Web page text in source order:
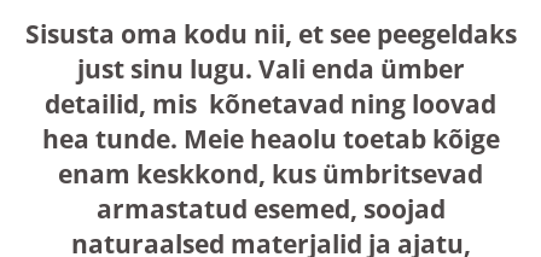
Sisusta oma kodu nii, et see peegeldaks
just sinu lugu. Vali enda ümber
detailid, mis kõnetavad ning loovad
hea tunde. Meie heaolu toetab kõige
enam keskkond, kus ümbritsevad
armastatud esemed, soojad
naturaalsed materjalid ja ajatu,